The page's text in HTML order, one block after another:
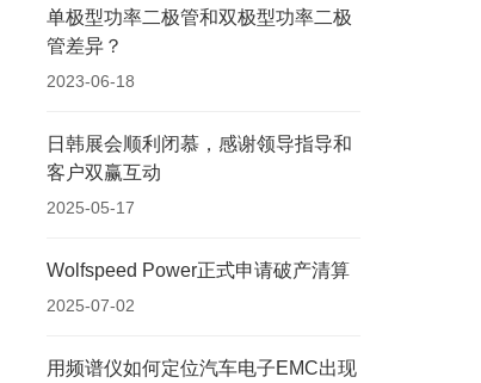
单极型功率二极管和双极型功率二极
管差异？
2023-06-18
日韩展会顺利闭慕，感谢领导指导和
客户双赢互动
2025-05-17
Wolfspeed Power正式申请破产清算
2025-07-02
用频谱仪如何定位汽车电子EMC出现